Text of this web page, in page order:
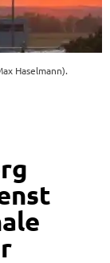
Haselmann).